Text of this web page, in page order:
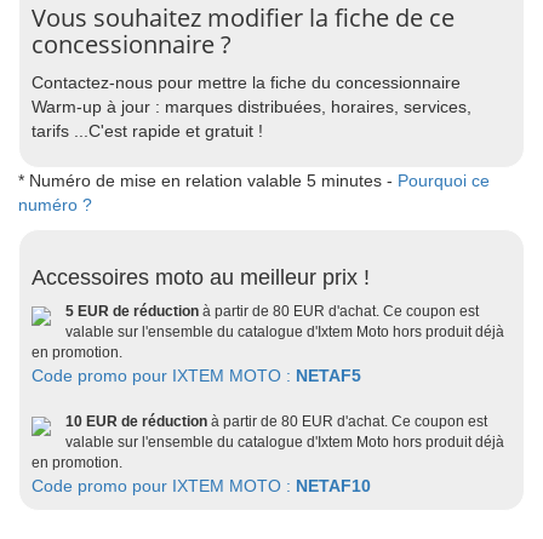
Vous souhaitez modifier la fiche de ce
concessionnaire ?
Contactez-nous pour mettre la fiche du concessionnaire
Warm-up à jour : marques distribuées, horaires, services,
tarifs ...C'est rapide et gratuit !
* Numéro de mise en relation valable 5 minutes - Pourquoi ce
numéro ?
Accessoires moto au meilleur prix !
5 EUR de réduction à partir de 80 EUR d'achat. Ce coupon est
valable sur l'ensemble du catalogue d'Ixtem Moto hors produit déjà
en promotion.
Code promo pour IXTEM MOTO : NETAF5
10 EUR de réduction à partir de 80 EUR d'achat. Ce coupon est
valable sur l'ensemble du catalogue d'Ixtem Moto hors produit déjà
en promotion.
Code promo pour IXTEM MOTO : NETAF10